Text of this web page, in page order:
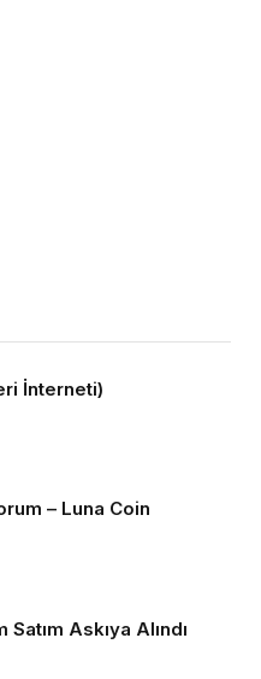
İnterneti)
– Luna Coin
Satım Askıya Alındı